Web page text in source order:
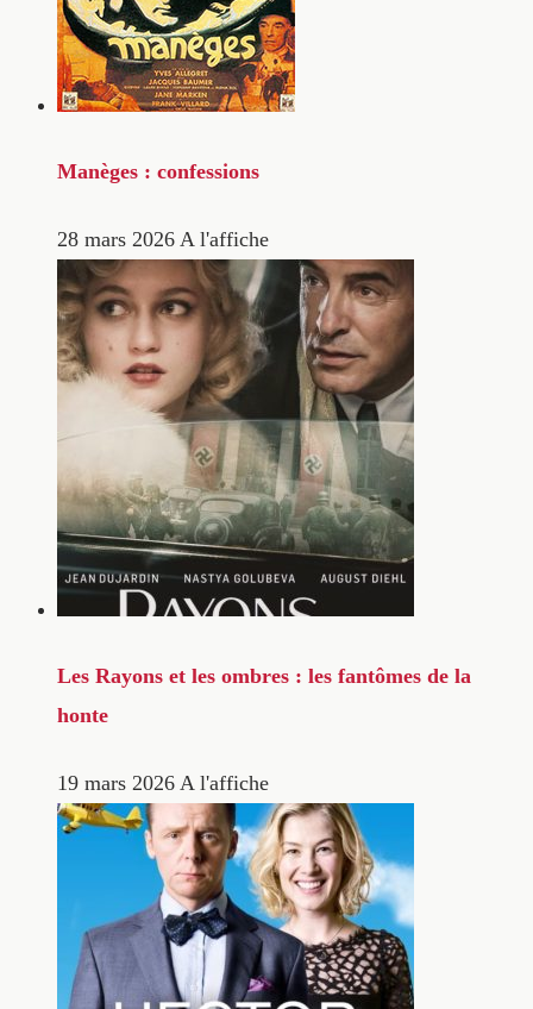
Manèges : confessions
28 mars 2026 A l'affiche
Les Rayons et les ombres : les fantômes de la
honte
19 mars 2026 A l'affiche